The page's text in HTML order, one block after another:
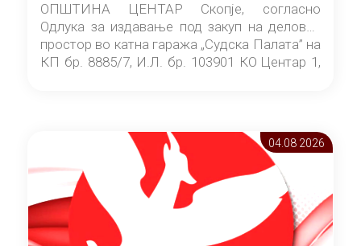
ОПШТИНА ЦЕНТАР Скопје, согласно
Одлука за издавање под закуп на деловен
простор во катна гаража „Судска Палата” на
КП бр. 8885/7, И.Л. бр. 103901 КО Центар 1,
Скопје” број 9/2026), за времетраење од 3
(три) години од денот на потпишувањето на
Договорот за закуп со најповолниот
понудувач.
04.08 2026